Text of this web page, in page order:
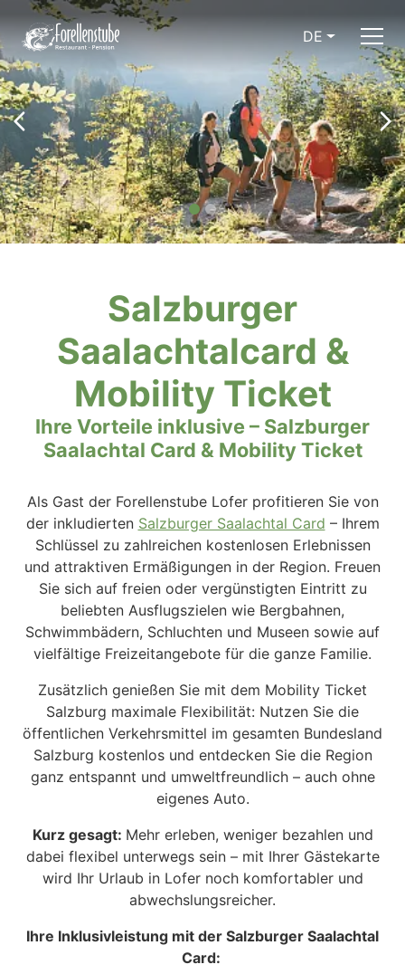
DE
Salzburger
Saalachtalcard &
Mobility Ticket
Ihre Vorteile inklusive – Salzburger
Saalachtal Card & Mobility Ticket
Als Gast der Forellenstube Lofer profitieren Sie von
der inkludierten Salzburger Saalachtal Card – Ihrem
Schlüssel zu zahlreichen kostenlosen Erlebnissen
und attraktiven Ermäßigungen in der Region. Freuen
Sie sich auf freien oder vergünstigten Eintritt zu
beliebten Ausflugszielen wie Bergbahnen,
Schwimmbädern, Schluchten und Museen sowie auf
vielfältige Freizeitangebote für die ganze Familie.
Zusätzlich genießen Sie mit dem Mobility Ticket
Salzburg maximale Flexibilität: Nutzen Sie die
öffentlichen Verkehrsmittel im gesamten Bundesland
Salzburg kostenlos und entdecken Sie die Region
ganz entspannt und umweltfreundlich – auch ohne
eigenes Auto.
Kurz gesagt: Mehr erleben, weniger bezahlen und
dabei flexibel unterwegs sein – mit Ihrer Gästekarte
wird Ihr Urlaub in Lofer noch komfortabler und
abwechslungsreicher.
Ihre Inklusivleistung mit der Salzburger Saalachtal
Card: